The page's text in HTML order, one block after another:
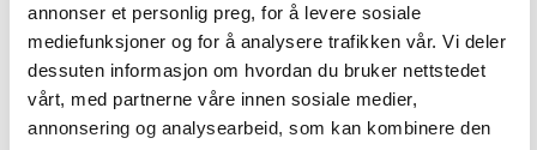
annonser et personlig preg, for å levere sosiale
mediefunksjoner og for å analysere trafikken vår. Vi deler
dessuten informasjon om hvordan du bruker nettstedet
vårt, med partnerne våre innen sosiale medier,
annonsering og analysearbeid, som kan kombinere den
Å skape trygge rom
Tolstad mener innsikten har overføringsverdi til mennesker i
andre kreative prosesser enn film og tv.
– For alle som skal gi tilbakemelding kan det være verdt det å